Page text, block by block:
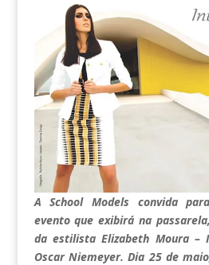
A School Models convida
evento que exibirá na
da estilista Elizabeth Moura –
Oscar Niemeyer. Dia 25 de